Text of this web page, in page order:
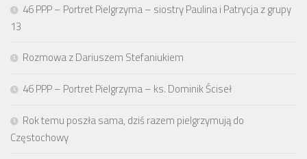
46 PPP – Portret Pielgrzyma – siostry Paulina i Patrycja z grupy
13
Rozmowa z Dariuszem Stefaniukiem
46 PPP – Portret Pielgrzyma – ks. Dominik Ściseł
Rok temu poszła sama, dziś razem pielgrzymują do
Częstochowy